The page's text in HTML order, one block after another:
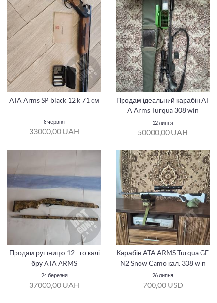
ATA Arms SP black 12 k 71 см
8 червня
33000,00 UAH
Продам ідеальний карабін AT
A Arms Turqua 308 win
12 липня
50000,00 UAH
Продам рушницю 12 - го калі
бру ATA ARMS
24 березня
37000,00 UAH
Карабін ATA ARMS Turqua GE
N2 Snow Camo кал. 308 win
26 липня
700,00 USD